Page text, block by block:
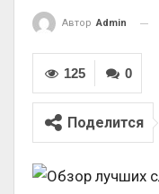
Автор Admin
0
125
Поделится